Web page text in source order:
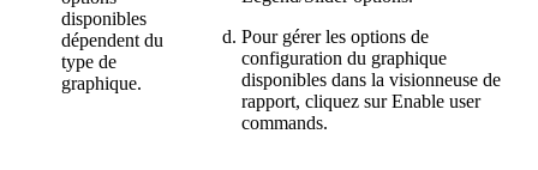
disponibles
dépendent du
type de
graphique.
Pour gérer les options de
configuration du graphique
disponibles dans la visionneuse de
rapport, cliquez surEnable user
commands.